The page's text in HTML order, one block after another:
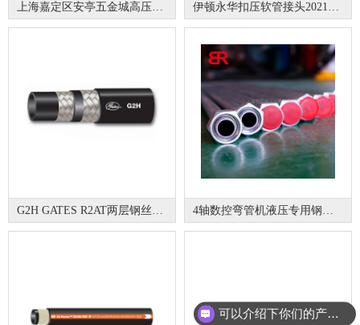
上海嘉定区安亭五金城高压油管接头 伊顿永华扣压软管接头20211 国标公制内螺纹平面
G2H GATES R2AT两层钢丝编织耐高温液压油管 4轴数控弯管机液压专用钢管总成ST37.4 ST35 10# 20#钢
可以介绍下你们的产品么？